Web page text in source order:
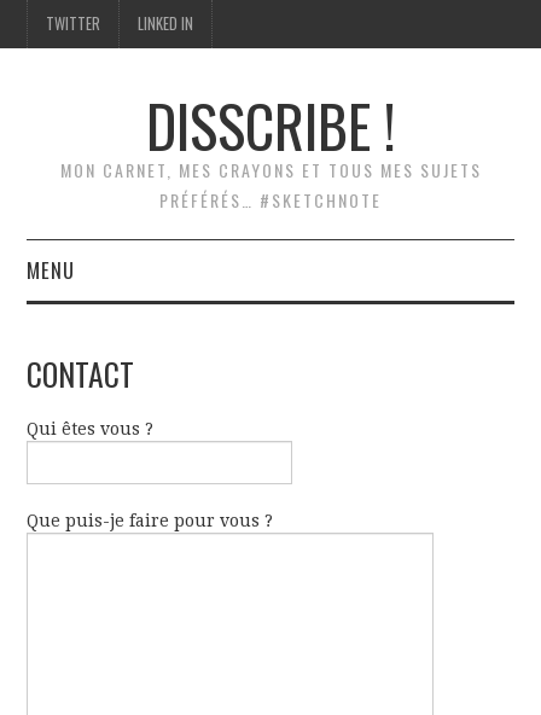
TWITTER LINKED IN
DISSCRIBE !
MON CARNET, MES CRAYONS ET TOUS MES SUJETS
PRÉFÉRÉS… #SKETCHNOTE
MENU
SCRIBING
MODÉLISATION
CONTACT
Qui êtes vous ?
Que puis-je faire pour vous ?